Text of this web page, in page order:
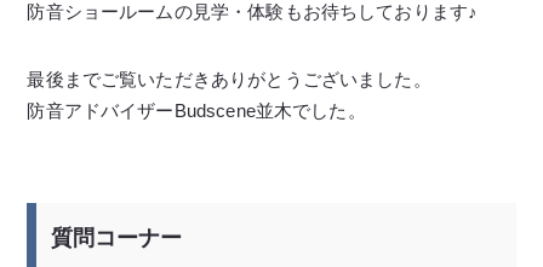
防音ショールームの見学・体験もお待ちしております♪
最後までご覧いただきありがとうございました。
防音アドバイザーBudscene並木でした。
質問コーナー